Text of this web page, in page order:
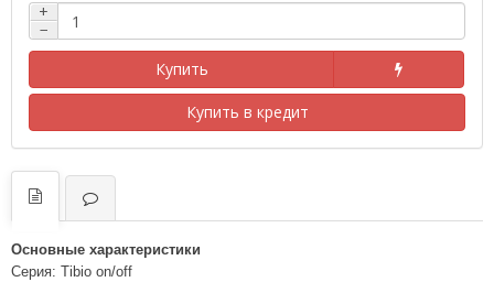
+
−
Купить
Купить в кредит
Основные характеристики
Серия: Tibio on/off